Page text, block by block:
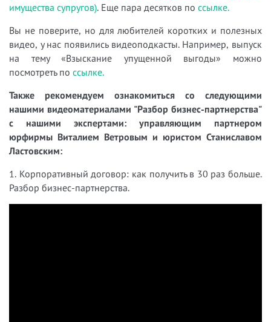
имущества супругов). Еще пара десятков по ссылке.
Вы не поверите, но для любителей коротких и полезных
видео, у нас появились видеоподкасты. Например, выпуск
на тему «Взыскание упущенной выгоды» можно
посмотреть по ссылке.
Также рекомендуем ознакомиться со следующими
нашими видеоматериалами "Разбор бизнес-партнерства"
с нашими экспертами: управляющим партнером
юрфирмы Виталием Ветровым и юристом Станиславом
Ластовским:
1. Корпоративный договор: как получить в 30 раз больше.
Разбор бизнес-партнерства.